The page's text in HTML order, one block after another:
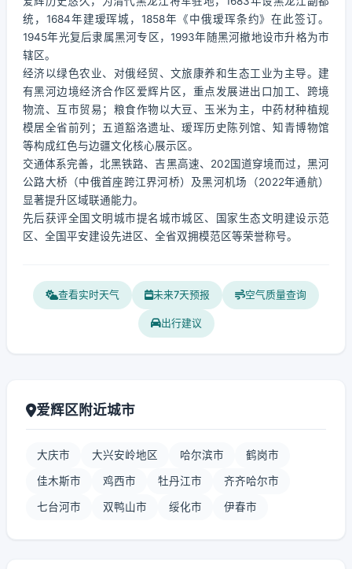
统，1684年建瑷珲城，1858年《中俄瑷珲条约》在此签订。
1945年光复后隶属黑河专区，1993年随黑河撤地设市升格为市
辖区。
经济以绿色农业、对俄经贸、文旅康养和生态工业为主导。建
有黑河边境经济合作区爱辉片区，重点发展进出口加工、跨境
物流、互市贸易；粮食作物以大豆、玉米为主，中药材种植规
模居全省前列；五道豁洛遗址、瑷珲历史陈列馆、知青博物馆
等构成红色与边疆文化核心展示区。
交通体系完善，北黑铁路、吉黑高速、202国道穿境而过，黑河
公路大桥（中俄首座跨江界河桥）及黑河机场（2022年通航）
显著提升区域联通能力。
先后获评全国文明城市提名城市城区、国家生态文明建设示范
区、全国平安建设先进区、全省双拥模范区等荣誉称号。
查看实时天气 未来7天预报 空气质量查询
出行建议
爱辉区附近城市
大庆市 大兴安岭地区 哈尔滨市 鹤岗市
佳木斯市 鸡西市 牡丹江市 齐齐哈尔市
七台河市 双鸭山市 绥化市 伊春市